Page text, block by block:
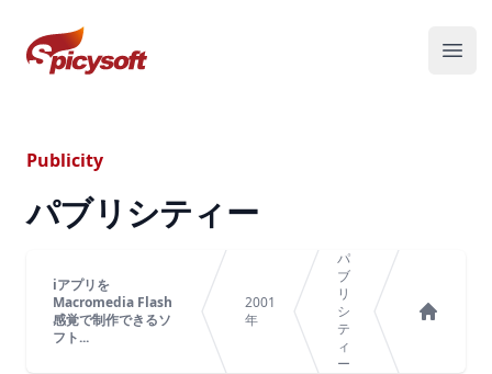
スパイシーソフト株式会社
メニ
Publicity
パブリシティー
iアプリを
Macromedia Flash
感覚で制作できるソ
フト...
2001
年
パ
ブ
リ
シ
テ
ィ
ー